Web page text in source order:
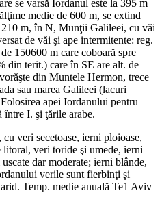
se varsă Iordanul este la 395 m
medie de 600 m, se extind
m, în N, Munţii Galileei, cu văi
de văi şi ape intermitente: reg.
150­600 m care coboară spre
din terit.) care în SE are alt. de
din Muntele Hermon, trece
sau marea Galileei (lacuri
apei Iordanului pentru
I. şi ţările arabe.
veri secetoase, ierni ploioase,
veri tori­de şi umede, ierni
dar moderate; ierni blânde,
verile sunt fierbinţi şi
Temp. medie anuală Te1 Aviv